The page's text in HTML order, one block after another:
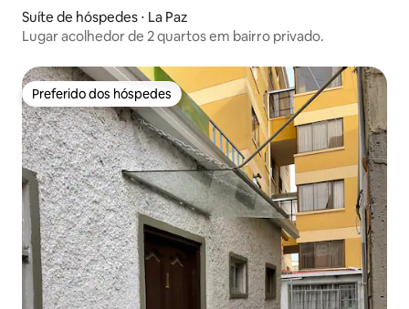
Suíte de hóspedes ⋅ La Paz
Lugar acolhedor de 2 quartos em bairro privado.
Preferido dos hóspedes
Preferido dos hóspedes